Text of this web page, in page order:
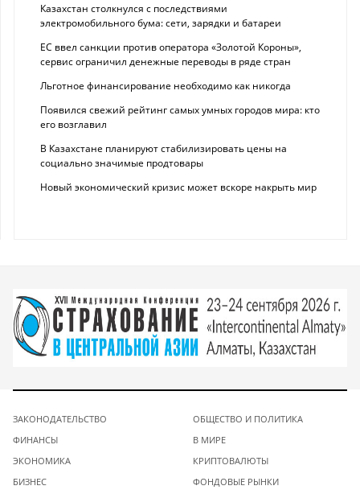
Казахстан столкнулся с последствиями
электромобильного бума: сети, зарядки и батареи
ЕС ввел санкции против оператора «Золотой Короны»,
сервис ограничил денежные переводы в ряде стран
Льготное финансирование необходимо как никогда
Появился свежий рейтинг самых умных городов мира: кто
его возглавил
В Казахстане планируют стабилизировать цены на
социально значимые продтовары
Новый экономический кризис может вскоре накрыть мир
ЗАКОНОДАТЕЛЬСТВО
ФИНАНСЫ
ЭКОНОМИКА
БИЗНЕС
ОБЩЕСТВО И ПОЛИТИКА
В МИРЕ
КРИПТОВАЛЮТЫ
ФОНДОВЫЕ РЫНКИ